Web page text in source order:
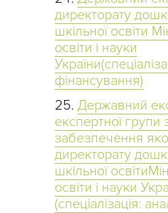
директорату
шкільної освіти
освіти і науки
фінансування)
Державний
експертної групи
забезпечення
директорату
шкільної
освіти і науки
(спеціалізація: